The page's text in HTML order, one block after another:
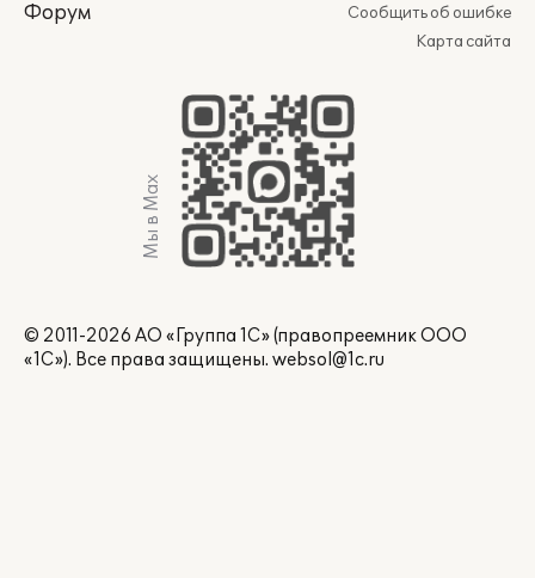
Форум
Сообщить об ошибке
Карта сайта
Мы в Max
© 2011-2026 АО «Группа 1С» (правопреемник ООО
«1С»). Все права защищены. websol@1c.ru